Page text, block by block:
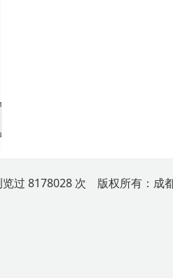
览过 8178028 次 版权所有：成